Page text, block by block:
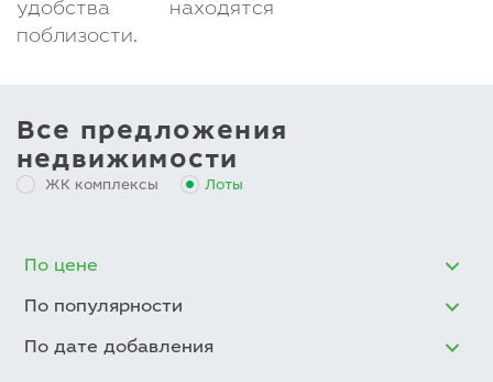
удобства находятся
поблизости.
Все предложения
недвижимости
ЖК комплексы Лоты
По цене
По популярности
По дате добавления